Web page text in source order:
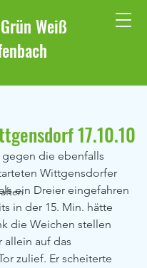
Weiß
17.10.10
die ebenfalls
Wittgensdorfer
ein Dreier eingefahren
in der 15. Min. hätte
die Weichen stellen
allein auf das
zulief. Er scheiterte